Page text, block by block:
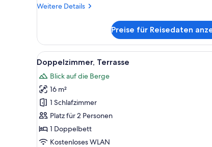
Weitere Details
Weitere
Zimmer,
Balkon
Preise für Reisedaten
Alle
Fotos
für
Doppelzimmer,
Terrasse
anzeigen
Ein Hotelzimmer mit
16
Doppelzimmer, Terrasse
Blick auf die Berge
16 m²
1 Schlafzimmer
Platz für 2 Personen
1 Doppelbett
Kostenloses WLAN